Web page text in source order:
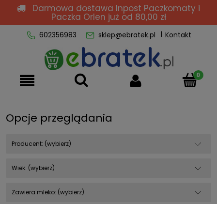
Darmowa dostawa Inpost Paczkomaty i
Paczka Orlen już od 80,00 zł
602356983 sklep@ebratek.pl Kontakt
Opcje przeglądania
Producent: (wybierz)
Wiek: (wybierz)
Zawiera mleko: (wybierz)